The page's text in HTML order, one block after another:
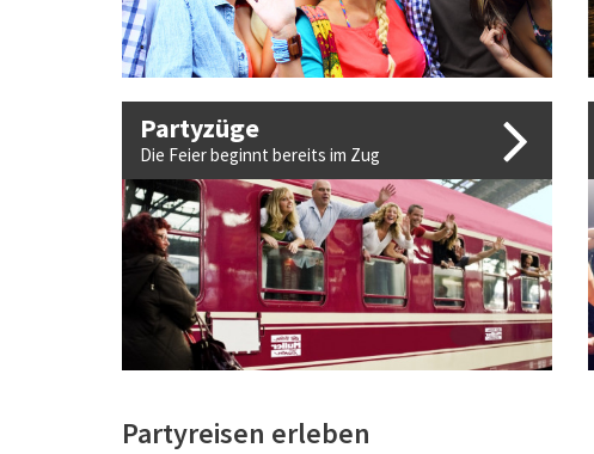
Partyzüge
Die Feier beginnt bereits im Zug
Partyreisen erleben